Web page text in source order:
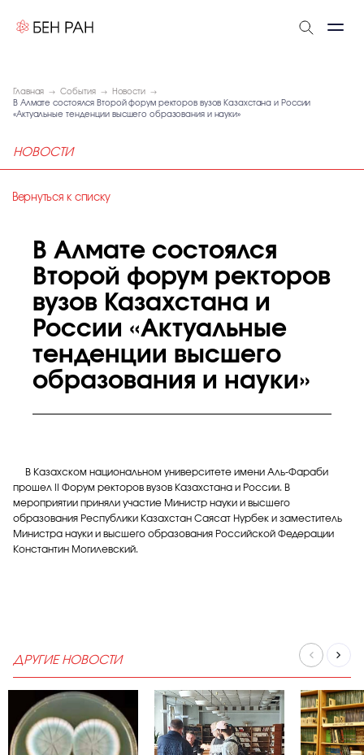
Главная События
Новости
В Алмате состоялся Второй форум ректоров вузов Казахстана и России
«Актуальные тенденции высшего образования и науки»
НОВОСТИ
Вернуться к списку
В Алмате состоялся
Второй форум ректоров
вузов Казахстана и
России «Актуальные
тенденции высшего
образования и науки»
В Казахском национальном университете имени Аль-Фараби
прошел II Форум ректоров вузов Казахстана и России. В
мероприятии приняли участие Министр науки и высшего
образования Республики Казахстан Саясат Нурбек и заместитель
Министра науки и высшего образования Российской Федерации
Константин Могилевский.
ДРУГИЕ НОВОСТИ